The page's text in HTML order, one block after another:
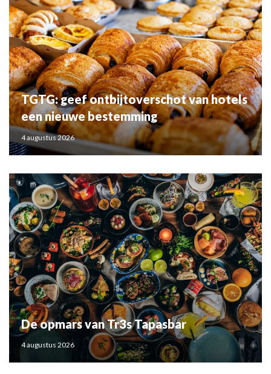
TGTG: geef ontbijtoverschot van hotels
een nieuwe bestemming
4 augustus 2026
De opmars van Tr3s Tapasbar
4 augustus 2026